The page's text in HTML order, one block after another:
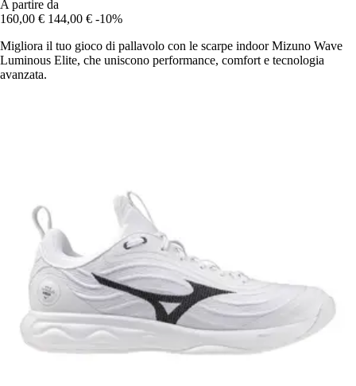
A partire da
160,00 € 144,00 € -10%
Migliora il tuo gioco di pallavolo con le scarpe indoor Mizuno Wave
Luminous Elite, che uniscono performance, comfort e tecnologia
avanzata.